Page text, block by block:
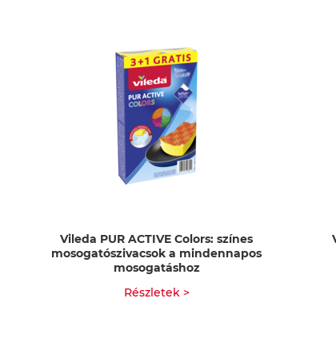
Vileda PUR ACTIVE Colors: színes
mosogatószivacsok a mindennapos
mosogatáshoz
Részletek >